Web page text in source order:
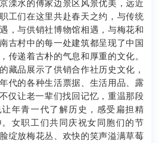
溧水的傅家边景区风景优美，远近
工们在这里共赴春天之约，与传统
，与供销社博物馆相遇，与梅花和
古村中的每一处建筑都呈现了中国
传递着古朴的气息和厚重的文化。
藏品展示了供销合作社历史文化，
代的各种生活票据、生活用品、露
不仅让老一辈们找回记忆，重温那段
年青一代了解历史，感受扁担精
女职工们共同庆祝女同胞们的节
绽放梅花丛、欢快的笑声溢满草莓